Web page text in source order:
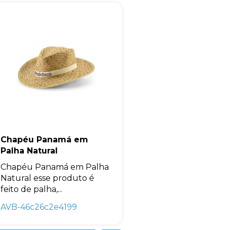
Chapéu Panamá em
Palha Natural
Chapéu Panamá em Palha
Natural esse produto é
feito de palha,...
AVB-46c26c2e4199